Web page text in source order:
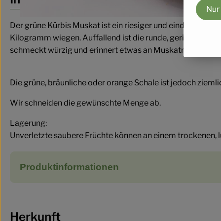
Der grüne Kürbis Muskat ist ein riesiger und
Kilogramm wiegen. Auffallend ist die runde, gerippte
schmeckt würzig und erinnert etwas an Muskatnuss. Der
Die grüne, bräunliche oder orange Schale ist jedoch
Wir schneiden die gewünschte Menge ab.
Lagerung:
Unverletzte saubere Früchte können an einem
Produktinformationen
Herkunft